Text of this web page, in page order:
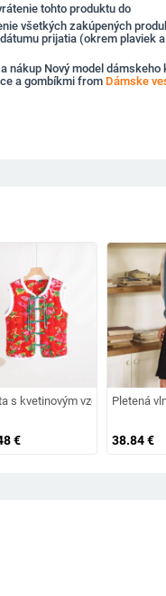
tohto produktu do
všetkých zakúpených
prijatia (okrem plaviek
nákup Nový model dámskeho
a gombíkmi from Dámske
s gombíkmi, vesta v čínsko-
strih, bavlnená bunda
jar 2025, výstrih do V, štíhla
s kvetinovým vzorom,
€
Pletená
38.84€